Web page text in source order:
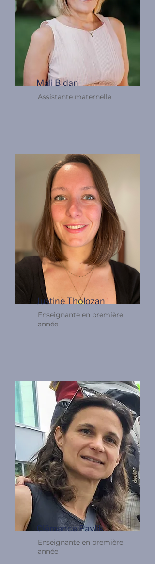
Mali Bidan
Assistante maternelle
Justine Tholozan
Enseignante en première
année
Clémence Pavlik
Enseignante en première
année